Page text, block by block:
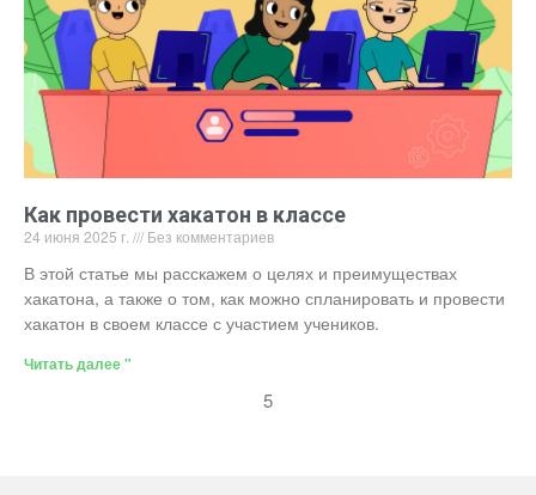
Как провести хакатон в классе
24 июня 2025 г. Без комментариев
В этой статье мы расскажем о целях и преимуществах
хакатона, а также о том, как можно спланировать и провести
хакатон в своем классе с участием учеников.
Читать далее "
5